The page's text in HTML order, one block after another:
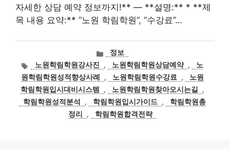
자세한 상담 예약 정보까지!** — **설명:** * **제
목 내용 요약:** “노원 학림학원”, “수강료”…
카
고
리
정보
태
그
노원학림학원강사진 , 노원학림학원상담예약 ,
노
원학림학원성적향상사례
, 노원학림학원수강료 ,
노원
학림학원입시대비시스템
, 노원학림학원찾아오시는길
,
학림학원성적분석
, 학림학원입시가이드 ,
학림학원총
정리
, 학림학원합격전략